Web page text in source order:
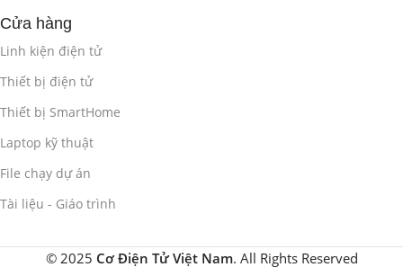
Cửa hàng
Linh kiện điện tử
Thiết bị điện tử
Thiết bị SmartHome
Laptop kỹ thuật
File chạy dự án
Tài liệu - Giáo trình
© 2025 Cơ Điện Tử Việt Nam. All Rights Reserved